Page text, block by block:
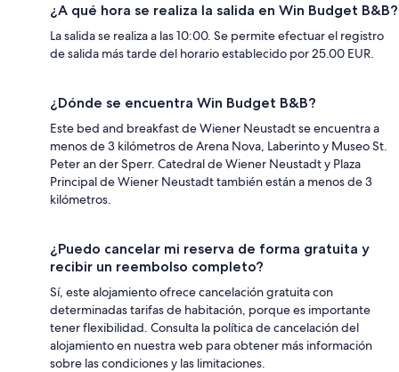
¿A qué hora se realiza la salida en Win Budget B&B?
La salida se realiza a las 10:00. Se permite efectuar el registro
de salida más tarde del horario establecido por 25.00 EUR.
¿Dónde se encuentra Win Budget B&B?
Este bed and breakfast de Wiener Neustadt se encuentra a
menos de 3 kilómetros de Arena Nova, Laberinto y Museo St.
Peter an der Sperr. Catedral de Wiener Neustadt y Plaza
Principal de Wiener Neustadt también están a menos de 3
kilómetros.
¿Puedo cancelar mi reserva de forma gratuita y
recibir un reembolso completo?
Sí, este alojamiento ofrece cancelación gratuita con
determinadas tarifas de habitación, porque es importante
tener flexibilidad. Consulta la política de cancelación del
alojamiento en nuestra web para obtener más información
sobre las condiciones y las limitaciones.